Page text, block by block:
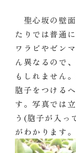
聖心坂の壁
たりでは普通
ワラビやゼン
ん異なるので
もしれません
胞子をつける
す。写真では
う(胞子が入っ
がわかります。